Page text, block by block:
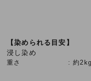
【染められる目安】
浸し染め
重さ 約